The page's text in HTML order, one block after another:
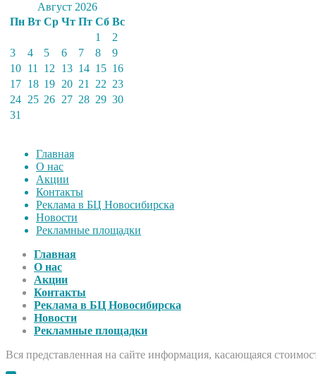
Август 2026
Пн Вт Ср Чт Пт Сб Вс
1
2
3
4 5 6 7 8
9
10 11 12 13 14 15 16
17 18 19 20 21 22 23
24 25 26 27 28 29 30
31
Главная
О нас
Акции
Контакты
Реклама в БЦ Новосибирска
Новости
Рекламные площадки
Главная
О нас
Акции
Контакты
Реклама в БЦ Новосибирска
Новости
Рекламные площадки
Вся представленная на сайте информация, касающаяся